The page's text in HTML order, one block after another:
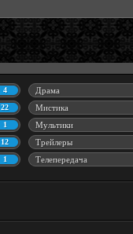
4 Драма
22 Мистика
1 Мультики
12 Трейлеры
1 Телепередача